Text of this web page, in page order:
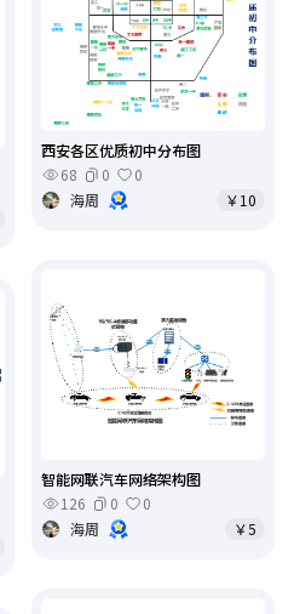
西安各区优质初中分布图
68
0
0
海周
￥10
智能网联汽车网络架构图
126
0
0
海周
￥5